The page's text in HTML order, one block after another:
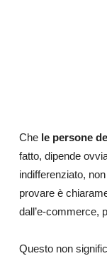
Che le persone
fatto, dipende
indifferenziato,
provare è
dall’e-commerce,
Questo non